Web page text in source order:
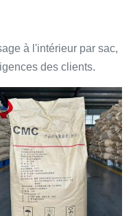
à l'intérieur par sac,
des clients.